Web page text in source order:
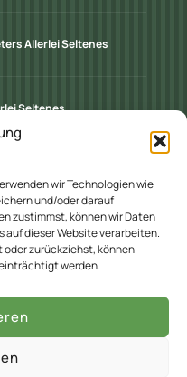
wir Technologien wie
und/oder darauf
zustimmst, können wir Daten
auf dieser Website verarbeiten.
zurückziehst, können
werden.
Allerlei Seltenes
Seltenes